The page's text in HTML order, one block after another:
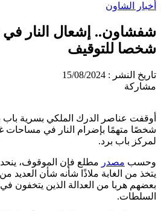
الشاون
إشعال النار في
للتوقيف
النشر : 15/08/2024
عناصر الدرك الملكي بسرية باب
متهمًا بإضرام النار في مساحات
باب برد.
مصدرمطلع فإن الموقوف، ينحدر
من الغابة ملاذًا شأنه شأن العديد من
هربا من العدالة الذين يتخفون في